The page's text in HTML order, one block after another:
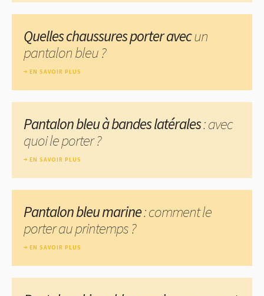
Quelles chaussures porter avecun
pantalon bleu ?
EN SAVOIR PLUS
Pantalon bleu à bandes latérales: avec
quoi le porter ?
EN SAVOIR PLUS
Pantalon bleu marine: comment le
porter au printemps ?
EN SAVOIR PLUS